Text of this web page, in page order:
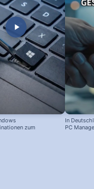
zum
In
PC